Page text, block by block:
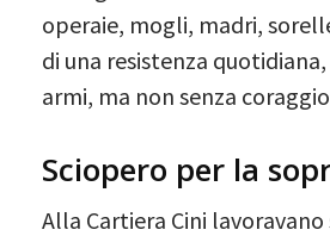
operaie, mogli, madri,
di una resistenza quotidiana,
armi, ma non senza
Sciopero per la
Alla Cartiera Cini